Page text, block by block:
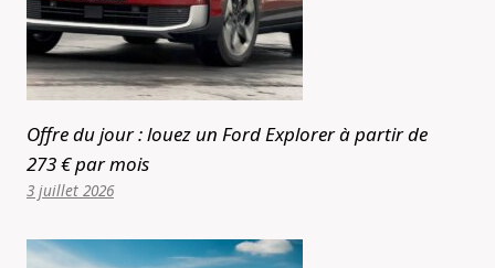
Offre du jour : louez un Ford Explorer à partir de
273 € par mois
3 juillet 2026